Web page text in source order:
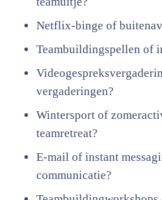
Netflix-binge of
Teambuildingspellen of
vergaderingen?
Wintersport of
teamretreat?
E-mail of instant
communicatie?